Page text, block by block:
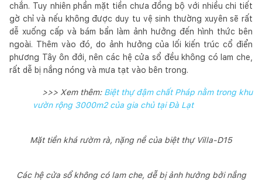
chắn. Tuy nhiên phần mặt tiền chưa đồng bộ với nhiều chi tiết
gờ chỉ và nếu không được duy tu vệ sinh thường xuyên sẽ rất
dễ xuống cấp và bám bẩn làm ảnh hưởng đến hình thức bên
ngoài. Thêm vào đó, do ảnh hưởng của lối kiến trúc cổ điển
phương Tây ôn đới, nên các hệ cửa sổ đều không có lam che,
rất dễ bị nắng nóng và mưa tạt vào bên trong.
>>> Xem thêm: Biệt thự đậm chất Pháp nằm trong khu
vườn rộng 3000m2 của gia chủ tại Đà Lạt
Mặt tiền khá rườm rà, nặng nề của biệt thự Villa-D15
Các hệ cửa sổ không có lam che, dễ bị ảnh hưởng bởi nắng